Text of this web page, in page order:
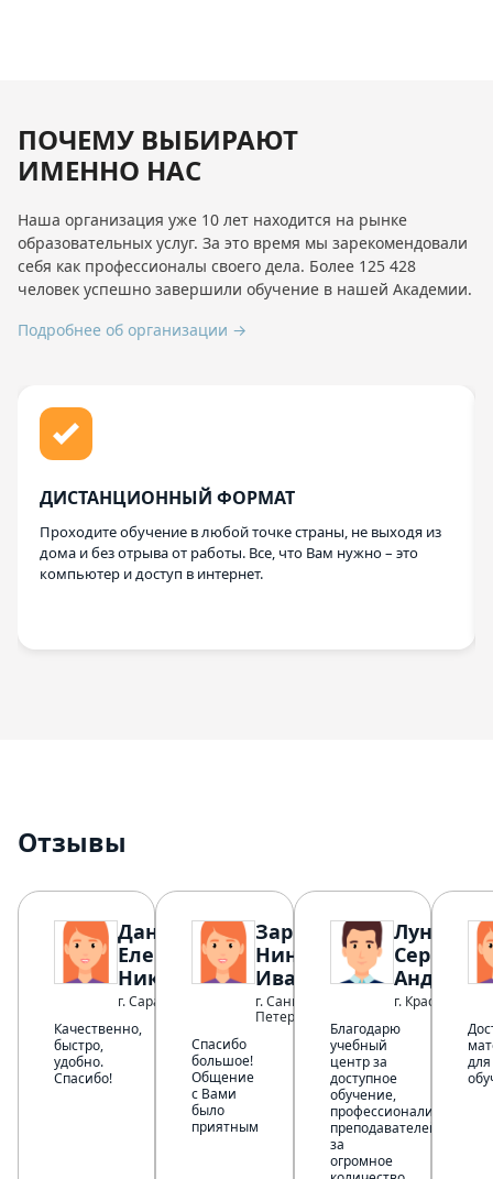
ПОЧЕМУ ВЫБИРАЮТ
ИМЕННО НАС
Наша организация уже 10 лет находится на рынке
образовательных услуг. За это время мы зарекомендовали
себя как профессионалы своего дела. Более 125 428
человек успешно завершили обучение в нашей Академии.
Подробнее об организации →
ДИСТАНЦИОННЫЙ ФОРМАТ
Проходите обучение в любой точке страны, не выходя из
дома и без отрыва от работы. Все, что Вам нужно – это
компьютер и доступ в интернет.
Отзывы
Данилова
Елена
Николаевна
г. Саратов
Качественно,
быстро,
удобно.
Спасибо!
Заргарова
Нина
Ивановна
г. Санкт-
Петербург
Спасибо
большое!
Общение
с Вами
было
приятным
Лунин
Сергей
г. Краснодар
Благодарю
учебный
центр за
доступное
обучение,
профессионализм
преподавателей,
за
огромное
для